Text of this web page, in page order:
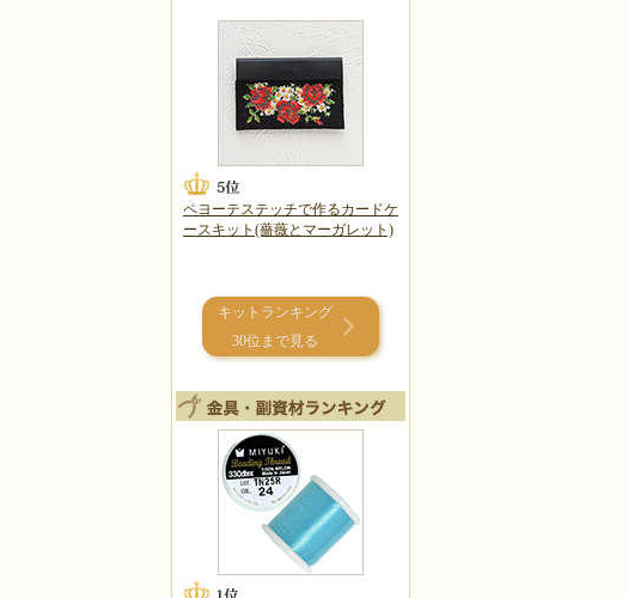
ペヨーテステッチで作るカードケ
ースキット(薔薇とマーガレット)
キットランキング
30位まで見る